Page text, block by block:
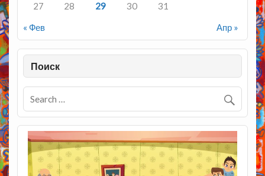
« Фев Апр »
27
28 29 30 31
Поиск